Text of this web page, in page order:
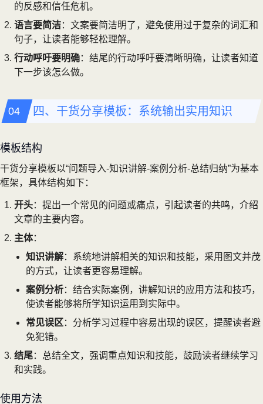
的反感和信任危机。
语言要简洁：文案要简洁明了，避免使用过于复杂的词汇和
句子，让读者能够轻松理解。
行动呼吁要明确：结尾的行动呼吁要清晰明确，让读者知道
下一步该怎么做。
四、干货分享模板：系统输出实用知识
模板结构
干货分享模板以“问题导入-知识讲解-案例分析-总结归纳”为基本
框架，具体结构如下：
开头：提出一个常见的问题或痛点，引起读者的共鸣，介绍
文章的主要内容。
主体：
知识讲解：系统地讲解相关的知识和技能，采用图文并茂
的方式，让读者更容易理解。
案例分析：结合实际案例，讲解知识的应用方法和技巧，
使读者能够将所学知识运用到实际中。
常见误区 ：分析学习过程中容易出现的误区，提醒读者避
免犯错。
结尾：总结全文，强调重点知识和技能，鼓励读者继续学习
和实践。
使用方法